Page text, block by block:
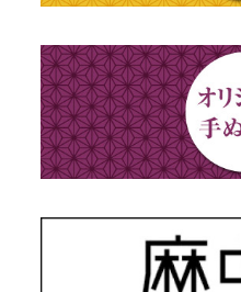
藍染め・絞り染め
ギフトセット